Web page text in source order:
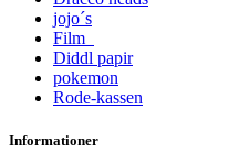
jojo´s
Film
Diddl papir
pokemon
Rode-kassen
Informationer